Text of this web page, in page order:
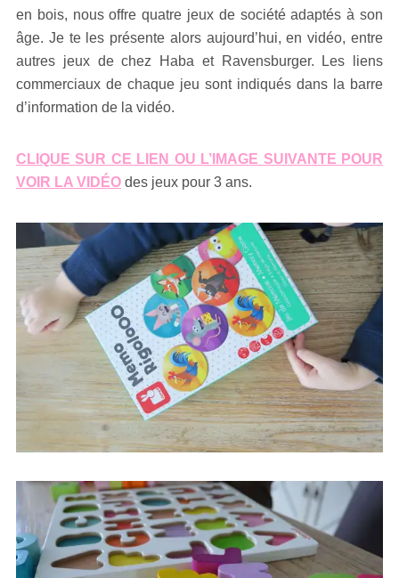
en bois, nous offre quatre jeux de société adaptés à son
âge. Je te les présente alors aujourd’hui, en vidéo, entre
autres jeux de chez Haba et Ravensburger. Les liens
commerciaux de chaque jeu sont indiqués dans la barre
d’information de la vidéo.
CLIQUE SUR CE LIEN OU L’IMAGE SUIVANTE POUR
VOIR LA VIDÉO des jeux pour 3 ans.